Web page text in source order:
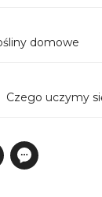
domowe
Czego uczymy